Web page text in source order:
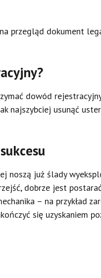
przegląd dokument
dowód
najszybciej usunąć
noszą już ślady
dobrze jest
– na przykład
się uzyskaniem